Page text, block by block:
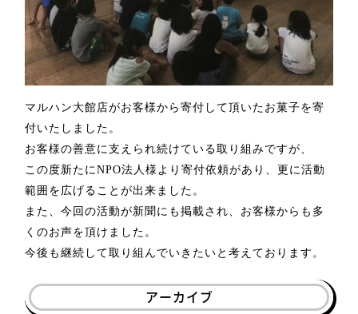
マルハン大館店がお客様から寄付して頂いたお菓子を寄
付いたしました。
お客様の善意に支えられ続けている取り組みですが、
この度新たにNPO法人様より寄付依頼があり、更に活動
範囲を広げることが出来ました。
また、今回の活動が新聞にも掲載され、お客様からも多
くのお声を頂けました。
今後も継続して取り組んでいきたいと考えております。
アーカイブ